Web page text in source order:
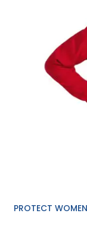
PROTECT